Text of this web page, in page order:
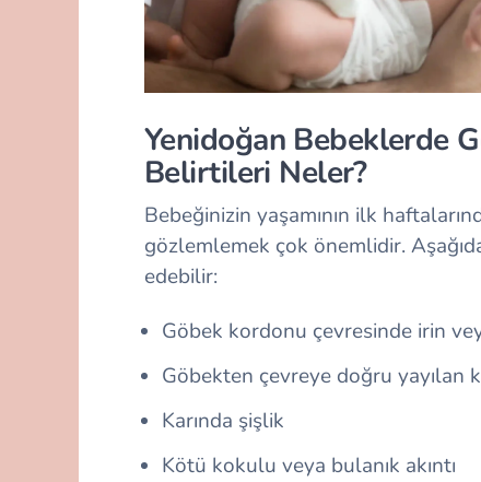
Yenidoğan Bebeklerde
Belirtileri Neler?
Bebeğinizin yaşamının ilk
gözlemlemek çok önemlidir.
edebilir:
Göbek kordonu çevresinde irin
Göbekten çevreye doğru yayılan
Karında şişlik
Kötü kokulu veya bulanık akıntı